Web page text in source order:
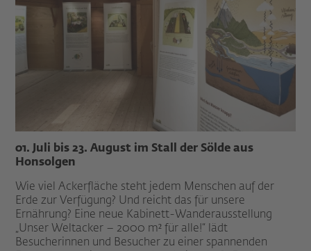
01. Juli bis 23. August im Stall der Sölde aus
Honsolgen
Wie viel Ackerfläche steht jedem Menschen auf der
Erde zur Verfügung? Und reicht das für unsere
Ernährung? Eine neue Kabinett-Wanderausstellung
„Unser Weltacker – 2000 m² für alle!“ lädt
Besucherinnen und Besucher zu einer spannenden